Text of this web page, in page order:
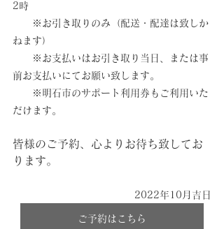
2時
※お引き取りのみ（配送・配達は致しか
ねます）
※お支払いはお引き取り当日、または事
前お支払いにてお願い致します。
※明石市のサポート利用券もご利用いた
だけます。
皆様のご予約、心よりお待ち致してお
ります。
2022年10月吉日
ご予約はこちら